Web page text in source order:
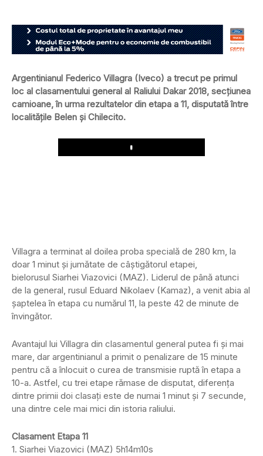
Argentinianul Federico Villagra (Iveco) a trecut pe primul
loc al clasamentului general al Raliului Dakar 2018, secțiunea
camioane, în urma rezultatelor din etapa a 11, disputată între
localitățile Belen și Chilecito.
Play
Villagra a terminat al doilea proba specială de 280 km, la
doar 1 minut și jumătate de câștigătorul etapei,
bielorusul Siarhei Viazovici (MAZ). Liderul de până atunci
de la general, rusul Eduard Nikolaev (Kamaz), a venit abia al
șaptelea în etapa cu numărul 11, la peste 42 de minute de
învingător.
Avantajul lui Villagra din clasamentul general putea fi și mai
mare, dar argentinianul a primit o penalizare de 15 minute
pentru că a înlocuit o curea de transmisie ruptă în etapa a
10-a. Astfel, cu trei etape rămase de disputat, diferența
dintre primii doi clasați este de numai 1 minut și 7 secunde,
una dintre cele mai mici din istoria raliului.
Clasament Etapa 11
1. Siarhei Viazovici (MAZ) 5h14m10s